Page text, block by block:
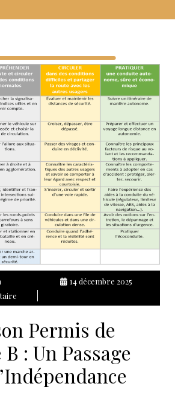
14 décembre 2025
Permis de
: Un Passage